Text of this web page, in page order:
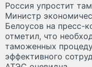
Россия упростит
Министр
Белоусов на пресс-
отметил, что
таможенных
эффективного